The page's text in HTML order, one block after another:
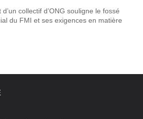
collectif d’ONG souligne le fossé
du FMI et ses exigences en matière